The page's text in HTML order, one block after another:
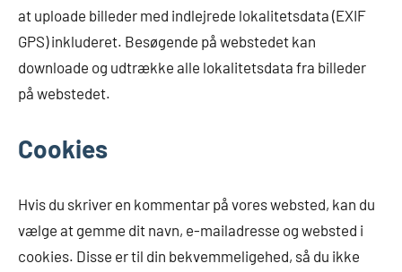
at uploade billeder med indlejrede lokalitetsdata (EXIF
GPS) inkluderet. Besøgende på webstedet kan
downloade og udtrække alle lokalitetsdata fra billeder
på webstedet.
Cookies
Hvis du skriver en kommentar på vores websted, kan du
vælge at gemme dit navn, e-mailadresse og websted i
cookies. Disse er til din bekvemmeligehed, så du ikke